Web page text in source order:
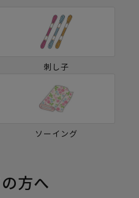
刺し子
ソーイング
方へ